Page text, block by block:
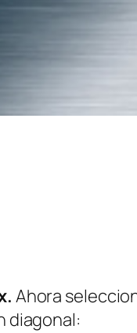
Ahora
diagonal: